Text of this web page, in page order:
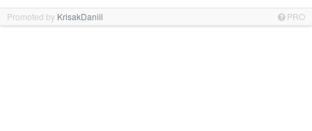
Promoted by KrisakDaniil PRO